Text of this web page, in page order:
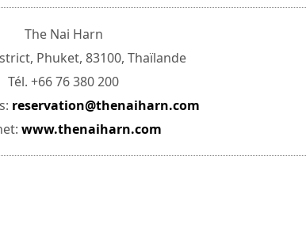
The Nai Harn
Phuket, 83100, Thaïlande
Tél. +66 76 380 200
reservation@thenaiharn.com
www.thenaiharn.com